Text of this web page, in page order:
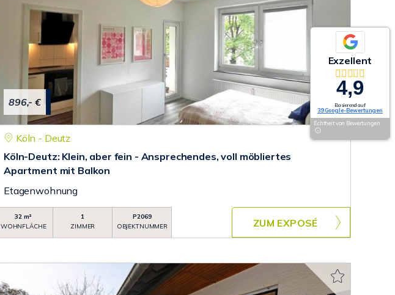
896,- €
Köln - Deutz
Köln-Deutz: Klein, aber fein - Ansprechendes, voll möbliertes
Apartment mit Balkon
Etagenwohnung
32 m²
WOHNFLÄCHE
1
ZIMMER
P2069
OBJEKTNUMMER
ZUM EXPOSÉ
Exzellent
4,9
Basierend auf
39 Google-Bewertungen
Echtheit von Bewertungen